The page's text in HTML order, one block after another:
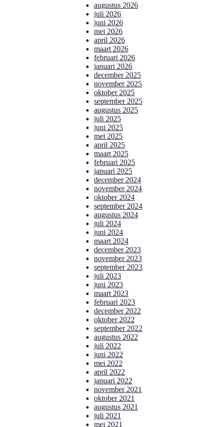
augustus 2026
juli 2026
juni 2026
mei 2026
april 2026
maart 2026
februari 2026
januari 2026
december 2025
november 2025
oktober 2025
september 2025
augustus 2025
juli 2025
juni 2025
mei 2025
april 2025
maart 2025
februari 2025
januari 2025
december 2024
november 2024
oktober 2024
september 2024
augustus 2024
juli 2024
juni 2024
maart 2024
december 2023
november 2023
september 2023
juli 2023
juni 2023
maart 2023
februari 2023
december 2022
oktober 2022
september 2022
augustus 2022
juli 2022
juni 2022
mei 2022
april 2022
januari 2022
november 2021
oktober 2021
augustus 2021
juli 2021
mei 2021